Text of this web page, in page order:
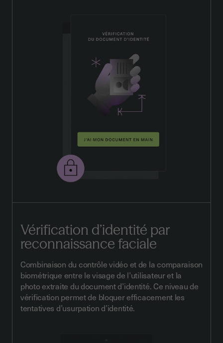
Vérification d’identité par
reconnaissance faciale
Combinaison du contrôle vidéo et de la comparaison
biométrique entre le visage de l’utilisateur et la
photo extraite du document d’identité. Ce niveau de
vérification permet de bloquer efficacement les
tentatives d’usurpation d’identité.